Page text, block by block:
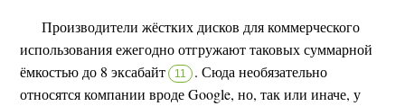
Производители жёстких дисков для коммерческого
использования ежегодно отгружают таковых суммарной
ёмкостью до 8 эксабайт
11 . Сюда необязательно
относятся компании вроде Google, но, так или иначе, у